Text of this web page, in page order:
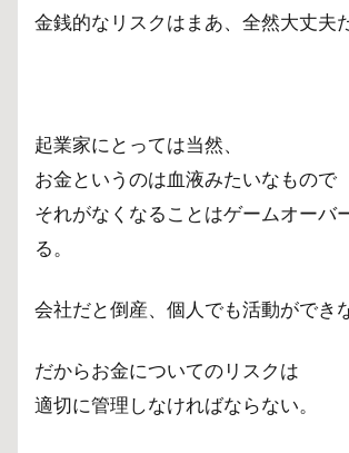
金銭的なリスクはまあ、全然大丈夫
起業家にとっては当然、
お金というのは血液みたいなもので
それがなくなることはゲームオーバ
る。
会社だと倒産、個人でも活動ができ
だからお金についてのリスクは
適切に管理しなければならない。